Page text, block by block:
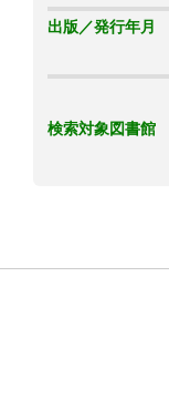
出版／発行年月
検索対象図書館